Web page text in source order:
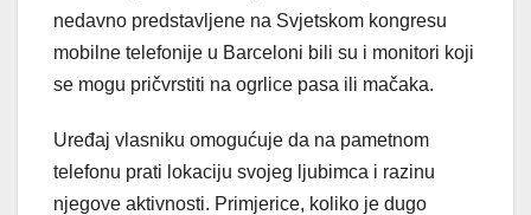
nedavno predstavljene na Svjetskom kongresu
mobilne telefonije u Barceloni bili su i monitori koji
se mogu pričvrstiti na ogrlice pasa ili mačaka.
Uređaj vlasniku omogućuje da na pametnom
telefonu prati lokaciju svojeg ljubimca i razinu
njegove aktivnosti. Primjerice, koliko je dugo